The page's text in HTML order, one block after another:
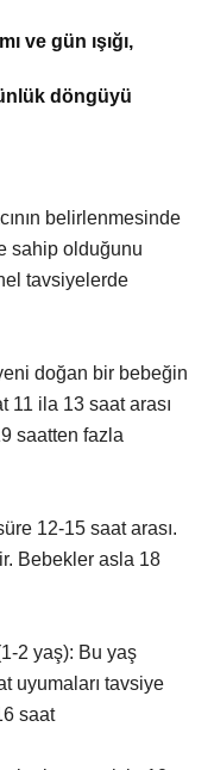
ve gün ışığı,
döngüyü
belirlenmesinde
sahip olduğunu
tavsiyelerde
doğan bir bebeğin
11 ila 13 saat arası
saatten fazla
12-15 saat arası.
Bebekler asla 18
2 yaş): Bu yaş
uyumaları tavsiye
saat